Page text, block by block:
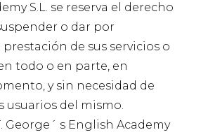
S.L. se reserva el derecho
o dar por
de sus servicios o
todo o en parte, en
y sin necesidad de
usuarios del mismo.
George´ s English Academy